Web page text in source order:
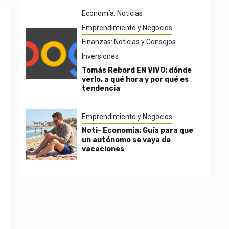
Economía: Noticias
Emprendimiento y Negocios
Finanzas: Noticias y Consejos
Inversiones
Tomás Rebord EN VIVO: dónde
verlo, a qué hora y por qué es
tendencia
Emprendimiento y Negocios
Noti- Economia: Guía para que
un autónomo se vaya de
vacaciones